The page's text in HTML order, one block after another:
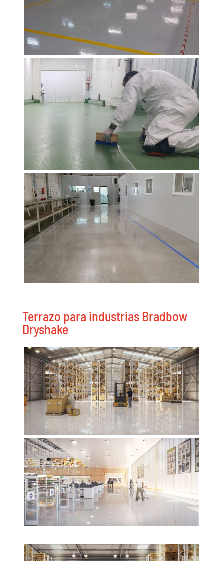
Terrazo para industrias Bradbow
Dryshake